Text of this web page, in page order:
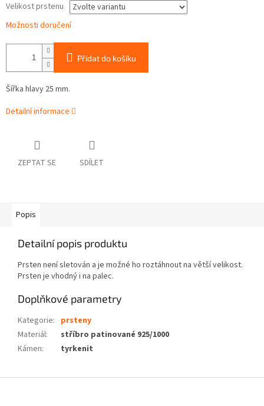
Velikost prstenu
Možnosti doručení
Přidat do košíku
Šířka hlavy 25 mm.
Detailní informace
ZEPTAT SE SDÍLET
Popis
Detailní popis produktu
Prsten není sletován a je možné ho roztáhnout na větší velikost.
Prsten je vhodný i na palec.
Doplňkové parametry
Kategorie: prsteny
Materiál:
stříbro patinované 925/1000
Kámen: tyrkenit